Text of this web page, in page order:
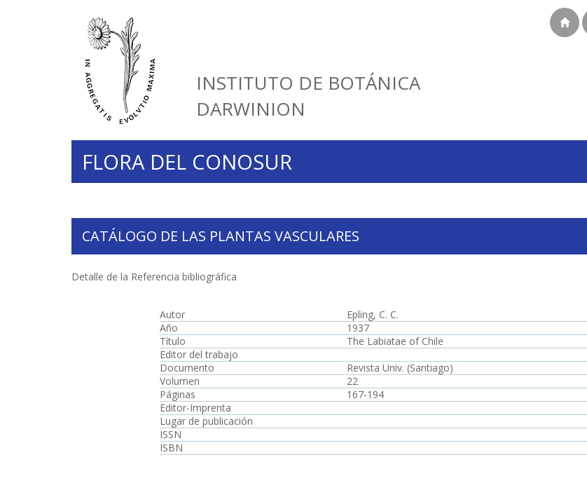
INSTITUTO DE BOTÁNICA
DARWINION
FLORA DEL CONOSUR
CATÁLOGO DE LAS PLANTAS VASCULARES
Detalle de la Referencia bibliográfica
Autor
Epling, C. C.
Año
1937
Título
The Labiatae of Chile
Editor del trabajo
Documento
Revista Univ. (Santiago)
Volumen
22
Páginas
167-194
Editor-Imprenta
Lugar de publicación
ISSN
ISBN